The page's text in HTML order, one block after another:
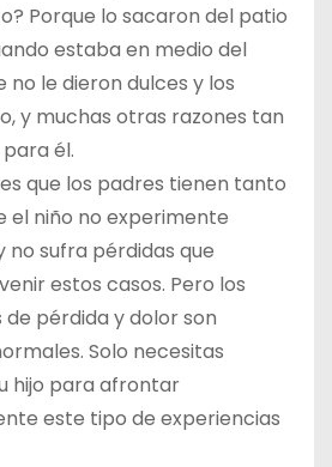
Porque lo sacaron del patio
estaba en medio del
no le dieron dulces y los
y muchas otras razones tan
él.
que los padres tienen tanto
el niño no experimente
no sufra pérdidas que
estos casos. Pero los
pérdida y dolor son
Solo necesitas
hijo para afrontar
este tipo de experiencias